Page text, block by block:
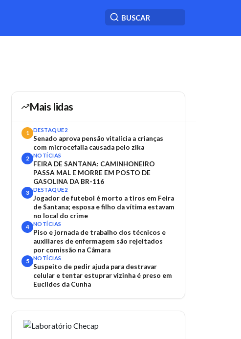
Mais lidas
1 DESTAQUE2
Senado aprova pensão vitalícia a crianças
com microcefalia causada pelo zika
2 NOTÍCIAS
FEIRA DE SANTANA: CAMINHONEIRO
PASSA MAL E MORRE EM POSTO DE
GASOLINA DA BR-116
3 DESTAQUE2
Jogador de futebol é morto a tiros em Feira
de Santana; esposa e filho da vítima estavam
no local do crime
4 NOTÍCIAS
Piso e jornada de trabalho dos técnicos e
auxiliares de enfermagem são rejeitados
por comissão na Câmara
5 NOTÍCIAS
Suspeito de pedir ajuda para destravar
celular e tentar estuprar vizinha é preso em
Euclides da Cunha